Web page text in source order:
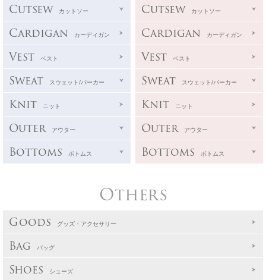
Cutsew カットソー
Cardigan カーディガン
Vest ベスト
Sweat スウェット/パーカー
Knit ニット
Outer アウター
Bottoms ボトムス
Cutsew カットソー
Cardigan カーディガン
Vest ベスト
Sweat スウェット/パーカー
Knit ニット
Outer アウター
Bottoms ボトムス
Others
Goods グッズ・アクセサリー
Bag バッグ
Shoes シューズ